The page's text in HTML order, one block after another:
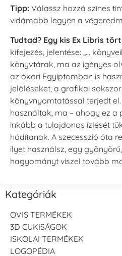
Tipp: Válassz hozzá színes
vidámabb legyen a
Tudtad? Egy kis Ex Libris
kifejezés, jelentése: „…
könyvtárak, ma az igényes
az ókori Egyiptomban is
jelöléseket, a grafikai
könyvnyomtatással terjedt
használtak, ma – ahogy ez a
inkább a tulajdonos ízlését
hódítanak. A szecesszió óta
ilyet használsz, egy
hagyományt viszel tovább
Kategóriák
OVIS TERMÉKEK
3D CUKISÁGOK
ISKOLAI TERMÉKEK
LOGOPÉDIA